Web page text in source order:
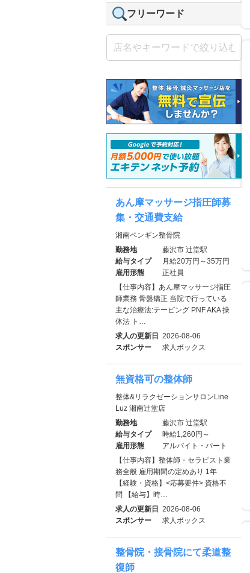
フリーワード
あん摩マッサージ指圧師募
集・交通費支給
湘南ペンギン整骨院
勤務地
藤沢市 辻堂駅
給与タイプ
月給20万円～35万円
雇用形態
正社員
【仕事内容】あん摩マッサージ指圧
師業務 骨盤矯正 当院で行っている
主な治療法:テーピング PNF AKA 操
体法 ト…
求人の更新日 2026-08-06
スポンサー
求人ボックス
無資格可の整体師
整体&リラクゼーションサロンLine
Luz 湘南辻堂店
勤務地
藤沢市 辻堂駅
給与タイプ
時給1,260円～
雇用形態
アルバイト・パート
【仕事内容】整体師・セラピスト業
務全般 雇用期間の定めあり 1年
【経験・資格】<応募要件> 資格不
問 【給与】時…
求人の更新日 2026-08-06
スポンサー
求人ボックス
整骨院・接骨院にて柔道整
復師